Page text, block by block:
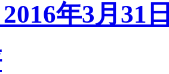
年3月31